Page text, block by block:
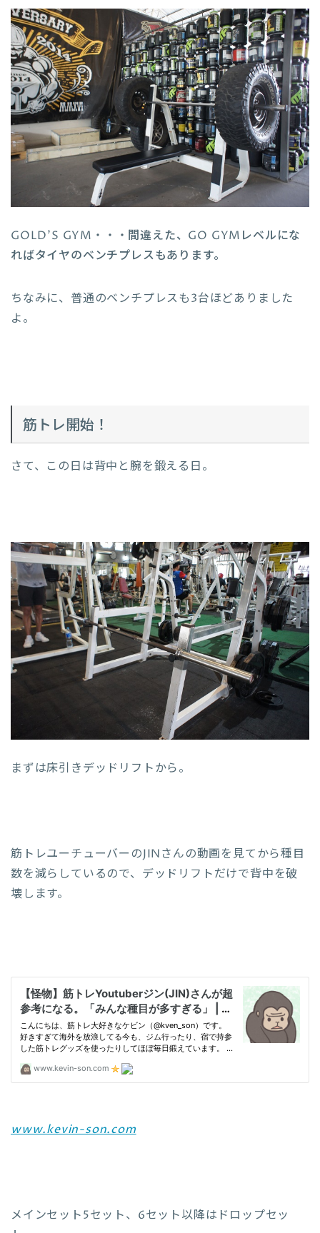
GOLD’S GYM・・・ 間違えた、GO GYMレベルにな
ればタイヤのベンチプレスもあります。
ちなみに、普通のベンチプレスも3台ほどありました
よ。
筋トレ開始！
さて、この日は背中と腕を鍛える日。
まずは床引きデッドリフトから。
筋トレユーチューバーのJINさんの動画を見てから種目
数を減らしているので、デッドリフトだけで背中を破
壊します。
www.kevin-son.com
メインセット5セット、6セット以降はドロップセッ